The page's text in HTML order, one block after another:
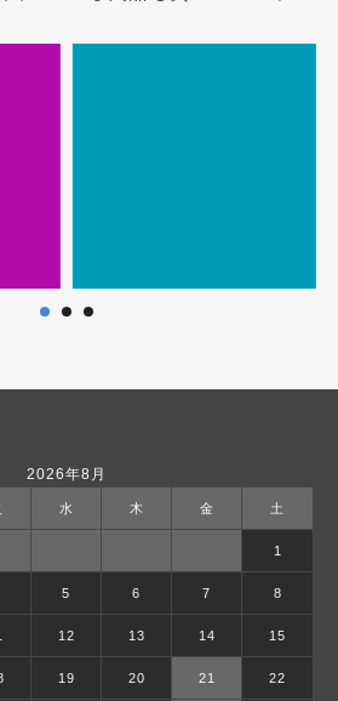
2026年8月
水 木 金 土
1
5 6 7 8
12 13 14 15
19 20 21 22